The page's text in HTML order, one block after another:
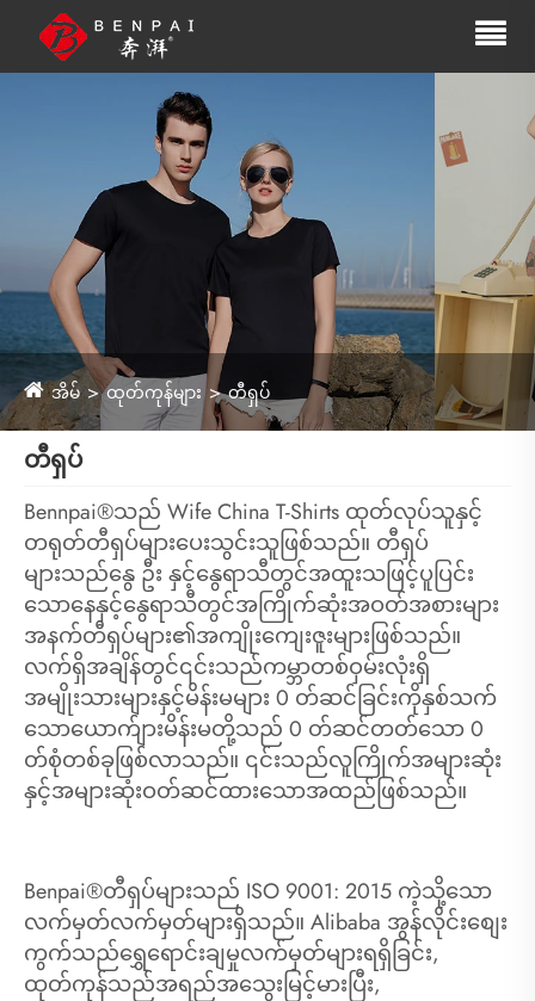
အိမ် ထုတ်ကုန်များ တီရှပ်
တီရှပ်
Bennpai®သည် Wife China T-Shirts ထုတ်လုပ်သူနှင့်
တရုတ်တီရှပ်များပေးသွင်းသူဖြစ်သည်။ တီရှပ်
များသည်နွေ ဦး နှင့်နွေရာသီတွင်အထူးသဖြင့်ပူပြင်း
သောနေနှင့်နွေရာသီတွင်အကြိုက်ဆုံးအဝတ်အစားများ
အနက်တီရှပ်များ၏အကျိုးကျေးဇူးများဖြစ်သည်။
လက်ရှိအချိန်တွင်၎င်းသည်ကမ္ဘာတစ်ဝှမ်းလုံးရှိ
အမျိုးသားများနှင့်မိန်းမများ 0 တ်ဆင်ခြင်းကိုနှစ်သက်
သောယောက်ျားမိန်းမတို့သည် 0 တ်ဆင်တတ်သော 0
တ်စုံတစ်ခုဖြစ်လာသည်။ ၎င်းသည်လူကြိုက်အများဆုံး
နှင့်အများဆုံးဝတ်ဆင်ထားသောအထည်ဖြစ်သည်။
Benpai®တီရှပ်များသည် ISO 9001: 2015 ကဲ့သို့သော
လက်မှတ်လက်မှတ်များရှိသည်။ Alibaba အွန်လိုင်းစျေး
ကွက်သည်ရွှေရောင်းချမှုလက်မှတ်များရရှိခြင်း,
ထုတ်ကုန်သည်အရည်အသွေးမြင့်မားပြီး,